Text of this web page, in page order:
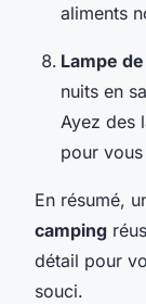
aliments
Lampe
nuits en
Ayez des
pour
En résumé,
camping
détail pour
souci.